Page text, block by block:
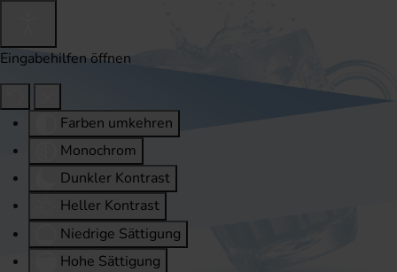
Eingabehilfen öffnen
Farben umkehren
Monochrom
Dunkler Kontrast
Heller Kontrast
Niedrige Sättigung
Hohe Sättigung